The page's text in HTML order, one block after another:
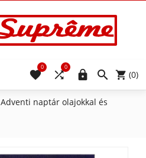
 (0)


0

0
Adventi naptár olajokkal és